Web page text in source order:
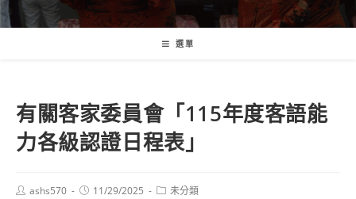
選單
有關客家委員會「115年度客語能
力各級認證日程表」
Postashs570
Post11/29/2025
Post未分類